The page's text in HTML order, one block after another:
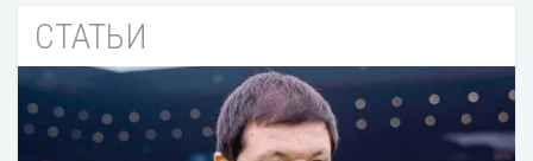
СТАТЬИ